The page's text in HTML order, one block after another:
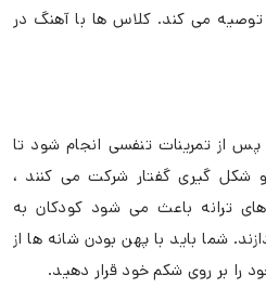
توصیه می کند. کلاس ها با آهنگ در
از تمرینات تنفسی انجام شود تا
شکل گیری گفتار شرکت می کنند ،
های ترانه باعث می شود کودکان به
شما باید با پهن بودن شانه ها از
را بر روی شکم خود قرار دهید.